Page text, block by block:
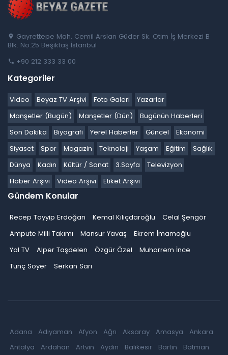
Gayrettepe Mah. Cemil Arslan Güder Sk. Otim İş Merkezi B
Blk. No:25 Beşiktaş İstanbul
+90 212 333 33 00
Kategoriler
Video Beyaz TV Arşivi Foto Galeri
Yazarlar
Manşetler (Bugün)
Manşetler (Dün)
Bugünün Haberleri
Son Dakika
Biyografi Yerel Haberler Güncel
Ekonomi
Siyaset
Spor Magazin Teknoloji Yaşam Eğitim
Sağlık
Dünya
Kadın Kültür / Sanat 3.Sayfa
Televizyon
Haber Arşivi
Video Arşivi Etiket Arşivi
Gündem Konular
Recep Tayyip Erdoğan Kemal Kılıçdaroğlu
Celal Şengör
Ampute Milli Takımı
Mansur Yavaş
Ekrem İmamoğlu
Yol TV
Alper Taşdelen Özgür Özel
Muharrem İnce
Tunç Soyer
Serkan Sarı
Adana Adıyaman Afyon Ağrı Aksaray Amasya
Ankara
Antalya
Ardahan Artvin Aydın Balıkesir Bartın
Batman